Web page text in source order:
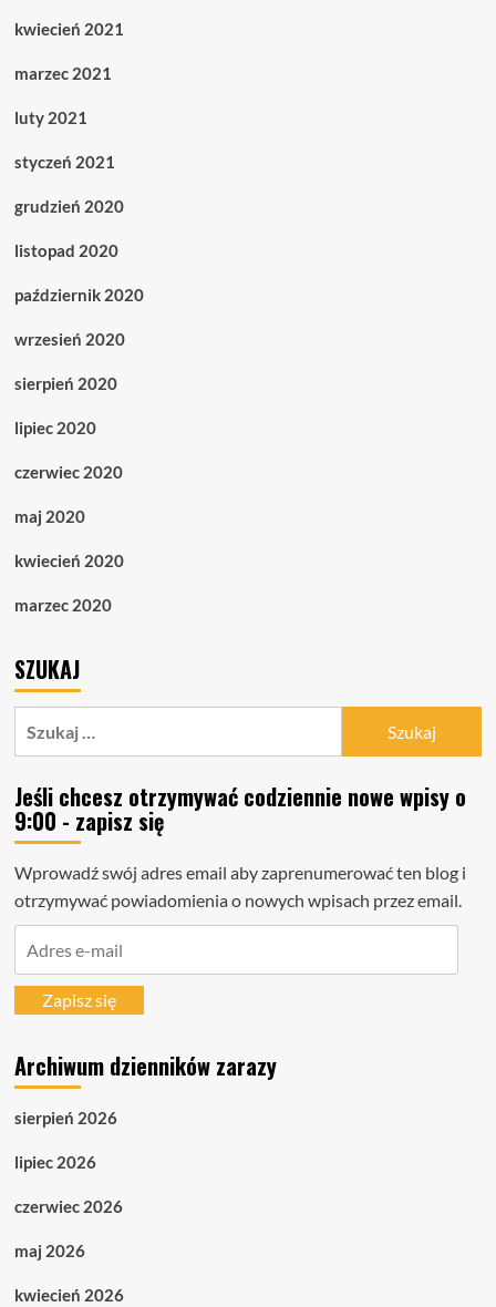
kwiecień 2021
marzec 2021
luty 2021
styczeń 2021
grudzień 2020
listopad 2020
październik 2020
wrzesień 2020
sierpień 2020
lipiec 2020
czerwiec 2020
maj 2020
kwiecień 2020
marzec 2020
SZUKAJ
Jeśli chcesz otrzymywać codziennie nowe wpisy o
9:00 - zapisz się
Wprowadź swój adres email aby zaprenumerować ten blog i
otrzymywać powiadomienia o nowych wpisach przez email.
mailZapisz się
Archiwum dzienników zarazy
sierpień 2026
lipiec 2026
czerwiec 2026
maj 2026
kwiecień 2026